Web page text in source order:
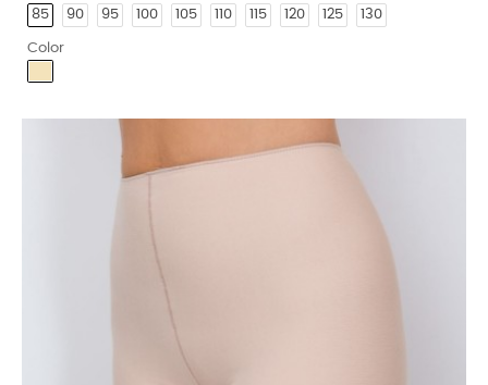
85
90 95 100 105 110 115 120 125 130
Color